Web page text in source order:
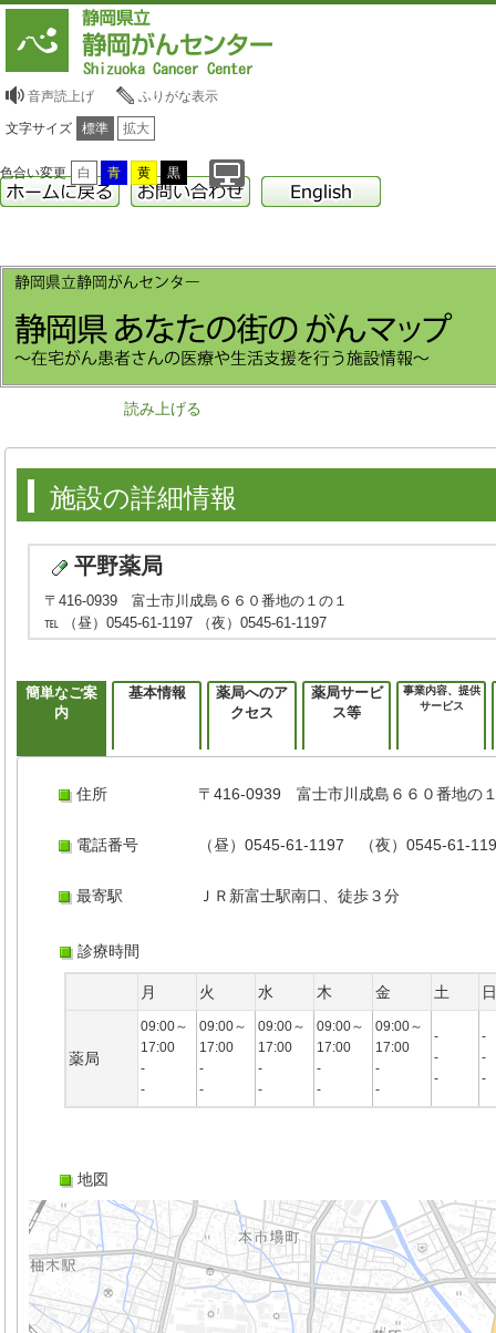
音声読上げ ふりがな表示
文字サイズ 標準 拡大
色合い変更 白 青 黄 黒
読み上げる
施設の詳細情報
平野薬局
〒416-0939 富士市川成島６６０番地の１の１
℡ （昼）0545-61-1197 （夜）0545-61-1197
簡単なご案
内
基本情報
薬局へのア
クセス
薬局サービ
ス等
事業内容、提供
サービス
住所 〒416-0939 富士市川成島６６０番地の
電話番号 （昼）0545-61-1197 （夜）0545-61-
最寄駅 ＪＲ新富士駅南口、徒歩３分
診療時間
月 火 水 木 金 土
薬局
09:00～
17:00
-
-
09:00～
17:00
-
-
09:00～
17:00
-
-
09:00～
17:00
-
-
09:00～
17:00
-
-
-
-
-
-
-
-
地図